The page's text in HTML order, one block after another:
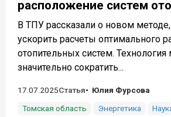
расположение систем
В ТПУ рассказали о новом
ускорить расчеты оптимального
отопительных систем.
значительно сократить...
17.07.2025Статья
Юлия Фурсова
Томская область
Энергетика